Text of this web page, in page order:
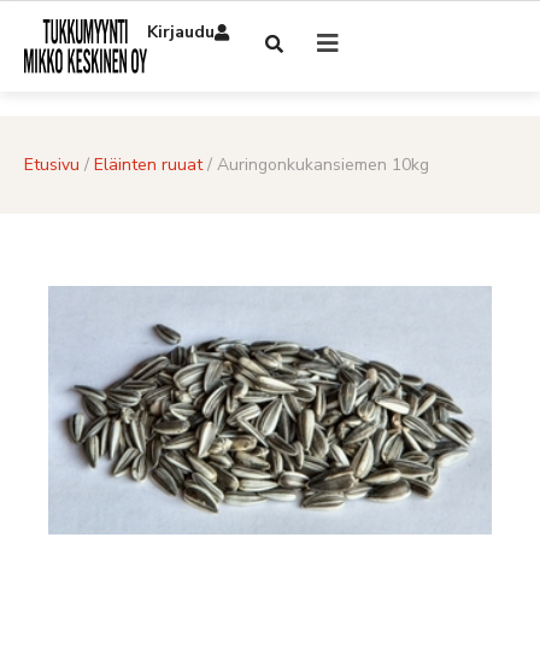
Kirjaudu
Etusivu / Eläinten ruuat/ Auringonkukansiemen 10kg